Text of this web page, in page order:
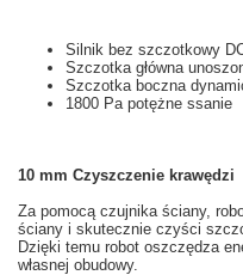
Silnik bez szczotkowy
Szczotka główna
Szczotka boczna
1800 Pa potężne ssanie
10 mm Czyszczenie krawędzi
Za pomocą czujnika ściany,
ściany i skutecznie czyści
Dzięki temu robot oszczędza
własnej obudowy.